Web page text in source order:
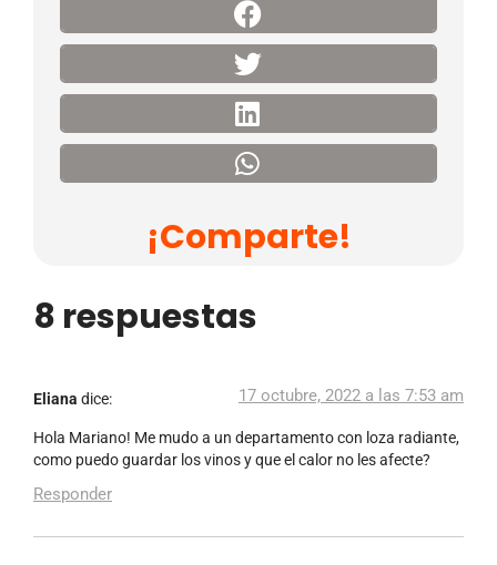
¡Comparte!
8 respuestas
Eliana dice: 17 octubre, 2022 a las 7:53 am
Hola Mariano! Me mudo a un departamento con loza radiante,
como puedo guardar los vinos y que el calor no les afecte?
Responder